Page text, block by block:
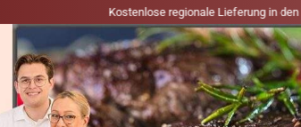
Kostenlose regionale Lieferung in den